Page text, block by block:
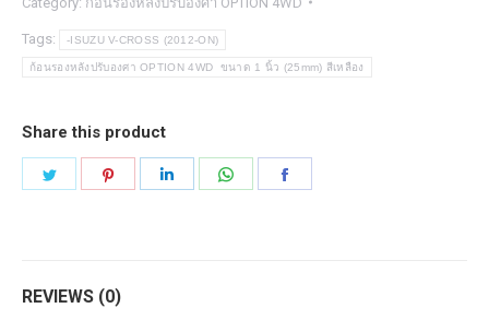
OPTION
4WD
1
นิ้ว
(25mm)
Tags: -ISUZU V-CROSS (2012-ON)
ก้อนรองหลังปรับองศา OPTION 4WD ขนาด 1 นิ้ว (25mm) สีเหลือง
Share this product
REVIEWS (0)